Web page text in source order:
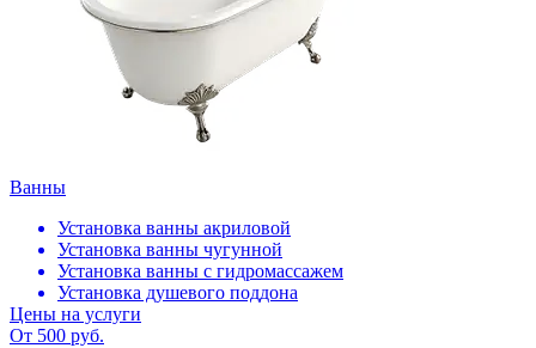
Ванны
Установка ванны акриловой
Установка ванны чугунной
Установка ванны с гидромассажем
Установка душевого поддона
Цены на услуги
От 500 руб.